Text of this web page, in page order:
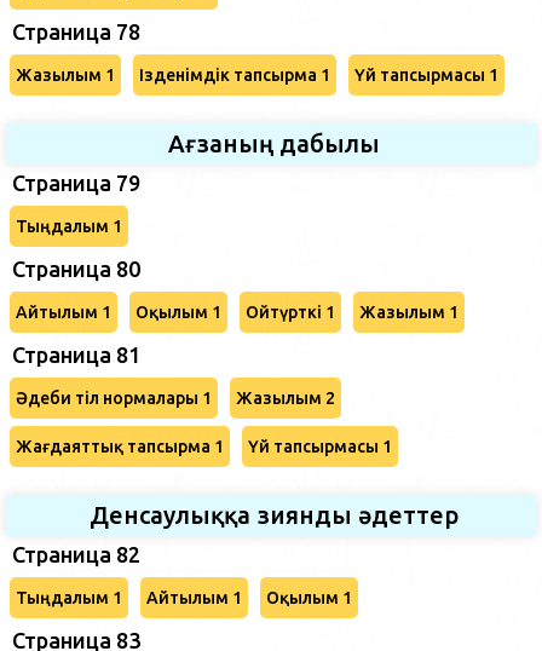
Страница 78
Жазылым 1 Ізденімдік тапсырма 1 Үй тапсырмасы 1
Ағзаның дабылы
Страница 79
Тыңдалым 1
Страница 80
Айтылым 1 Оқылым 1 Ойтүрткі 1 Жазылым 1
Страница 81
Әдеби тіл нормалары 1 Жазылым 2
Жағдаяттық тапсырма 1 Үй тапсырмасы 1
Денсаулыққа зиянды әдеттер
Страница 82
Тыңдалым 1 Айтылым 1 Оқылым 1
Страница 83